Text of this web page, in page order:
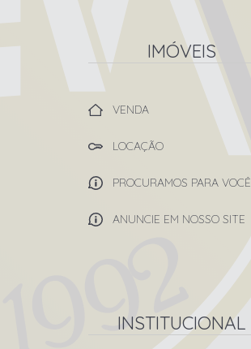
IMÓVEIS
VENDA
LOCAÇÃO
PROCURAMOS PARA VOCÊ
ANUNCIE EM NOSSO SITE
INSTITUCIONAL